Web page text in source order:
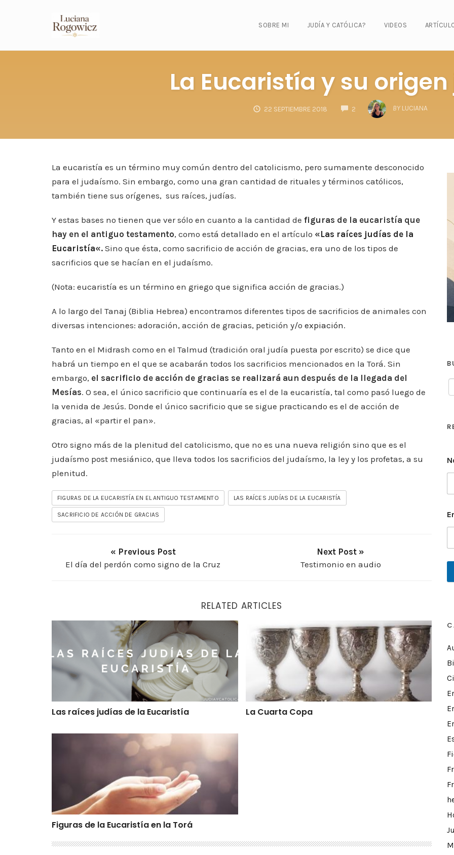
SOBRE MI JUDÍA Y CATÓLICA? VIDEOS
La Eucaristía y su
22 SEPTIEMBRE 2018 2
COMMENTS
BY LUCIANA
La eucaristía es un término muy común dentro del catolicismo, pero sumamente desconocido
para el judaísmo. Sin embargo, como una gran cantidad de rituales y términos católicos,
también tiene sus orígenes, sus raíces, judías.
Y estas bases no tienen que ver sólo en cuanto a la cantidad de figuras de la eucaristía que
hay en el antiguo testamento, como está detallado en el artículo «Las raíces judías de la
Eucaristía«. Sino que ésta, como sacrificio de acción de gracias, era uno de los tipos de
sacrificios que se hacían en el judaísmo.
(Nota: eucaristía es un término en griego que significa acción de gracias.)
A lo largo del Tanaj (Biblia Hebrea) encontramos diferentes tipos de sacrificios de animales con
diversas intenciones: adoración, acción de gracias, petición y/o expiación.
Tanto en el Midrash como en el Talmud (tradición oral judía puesta por escrito) se dice que
habrá un tiempo en el que se acabarán todos los sacrificios mencionados en la Torá. Sin
embargo, el sacrificio de acción de gracias se realizará aun después de la llegada del
Mesías. O sea, el único sacrificio que continuaría es el de la eucaristía, tal como pasó luego de
la venida de Jesús. Donde el único sacrificio que se sigue practicando es el de acción de
gracias, al «partir el pan».
Otro signo más de la plenitud del catolicismo, que no es una nueva religión sino que es el
judaísmo post mesiánico, que lleva todos los sacrificios del judaísmo, la ley y los profetas, a su
plenitud.
FIGURAS DE LA EUCARISTÍA EN EL ANTIGUO TESTAMENTO LAS RAÍCES JUDÍAS DE LA EUCARISTÍA
SACRIFICIO DE ACCIÓN DE GRACIAS
« Previous Post
El día del perdón como signo de la Cruz
Next Post »
Testimonio en audio
RELATED ARTICLES
Las raíces judías de la Eucaristía
Las raíces judías de la Eucaristía
La Cuarta Copa
La Cuarta Copa
Figuras de la Eucaristía en la Torá
Figuras de la Eucaristía en la Torá